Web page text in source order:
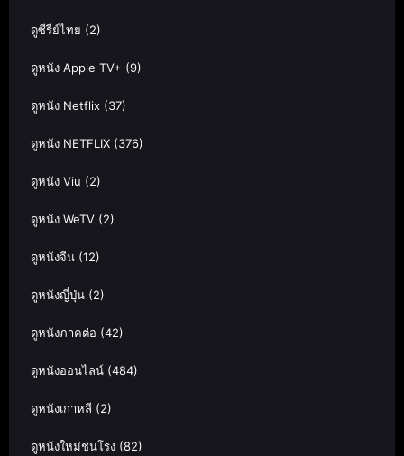
ดูซีรีย์ไทย (2)
ดูหนัง Apple TV+ (9)
ดูหนัง Netflix (37)
ดูหนัง NETFLIX (376)
ดูหนัง Viu (2)
ดูหนัง WeTV (2)
ดูหนังจีน (12)
ดูหนังญี่ปุ่น (2)
ดูหนังภาคต่อ (42)
ดูหนังออนไลน์ (484)
ดูหนังเกาหลี (2)
ดูหนังใหม่ชนโรง (82)